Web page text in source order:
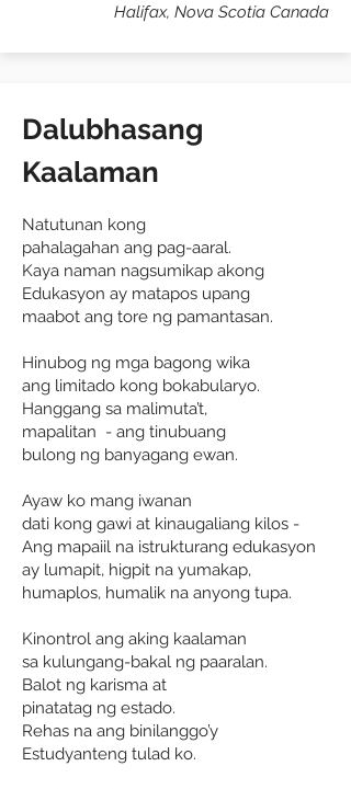
Halifax, Nova Scotia Canada
Dalubhasang
Kaalaman
Natutunan kong
pahalagahan ang pag-aaral.
Kaya naman nagsumikap akong
Edukasyon ay matapos upang
maabot ang tore ng pamantasan.
Hinubog ng mga bagong wika
ang limitado kong bokabularyo.
Hanggang sa malimuta’t,
mapalitan - ang tinubuang
bulong ng banyagang ewan.
Ayaw ko mang iwanan
dati kong gawi at kinaugaliang kilos -
Ang mapaiil na istrukturang edukasyon
ay lumapit, higpit na yumakap,
humaplos, humalik na anyong tupa.
Kinontrol ang aking kaalaman
sa kulungang-bakal ng paaralan.
Balot ng karisma at
pinatatag ng estado.
Rehas na ang binilanggo’y
Estudyanteng tulad ko.